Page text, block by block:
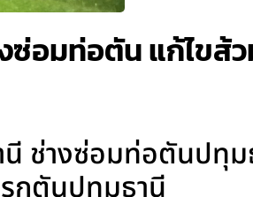
ซ่อมท่อตัน แก้ไขส้
ช่างซ่อมท่อตันปทุม
กตันปทุมธานี